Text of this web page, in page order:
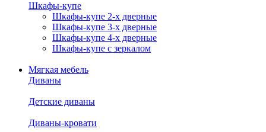
Шкафы-купе
Шкафы-купе 2-х дверные
Шкафы-купе 3-х дверные
Шкафы-купе 4-х дверные
Шкафы-купе с зеркалом
Мягкая мебель
Диваны
Детские диваны
Диваны-кровати